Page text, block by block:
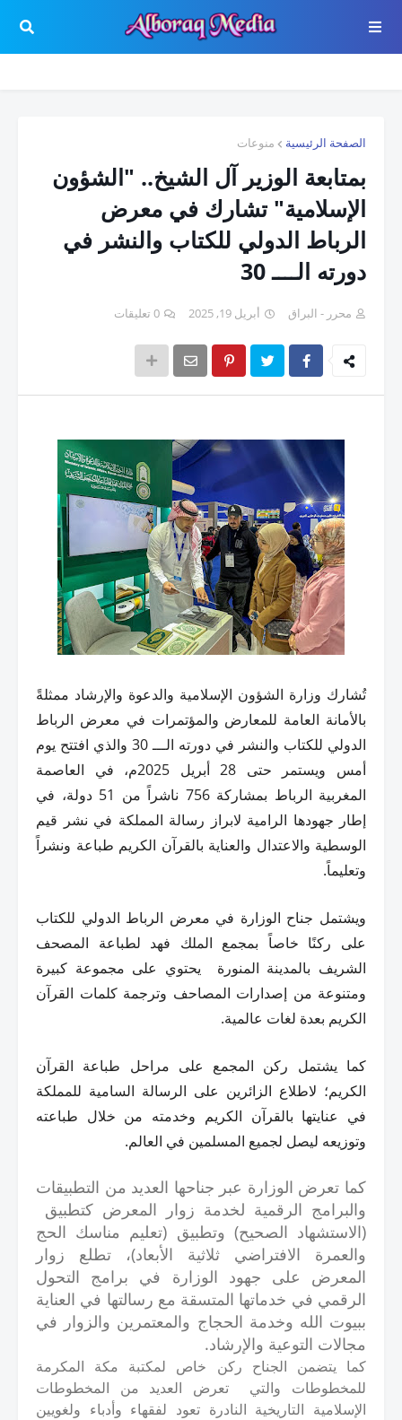
الصفحة الرئيسية منوعات
بمتابعة الوزير آل الشيخ.. "الشؤون
الإسلامية" تشارك في معرض
الرباط الدولي للكتاب والنشر في
دورته الــــ 30
محرر - البراق أبريل 19, 2025 0 تعليقات
تُشارك وزارة الشؤون الإسلامية والدعوة والإرشاد ممثلةً
بالأمانة العامة للمعارض والمؤتمرات في معرض الرباط
الدولي للكتاب والنشر في دورته الـــ 30 والذي افتتح يوم
أمس ويستمر حتى 28 أبريل 2025م، في العاصمة
المغربية الرباط بمشاركة 756 ناشراً من 51 دولة، في
إطار جهودها الرامية لابراز رسالة المملكة في نشر قيم
الوسطية والاعتدال والعناية بالقرآن الكريم طباعة ونشراً
وتعليماً.
ويشتمل جناح الوزارة في معرض الرباط الدولي للكتاب
على ركنًا خاصاً بمجمع الملك فهد لطباعة المصحف
الشريف بالمدينة المنورة يحتوي على مجموعة كبيرة
ومتنوعة من إصدارات المصاحف وترجمة كلمات القرآن
الكريم بعدة لغات عالمية.
كما يشتمل ركن المجمع على مراحل طباعة القرآن
الكريم؛ لاطلاع الزائرين على الرسالة السامية للمملكة
في عنايتها بالقرآن الكريم وخدمته من خلال طباعته
وتوزيعه ليصل لجميع المسلمين في العالم.
‏‎كما تعرض الوزارة عبر جناحها العديد من التطبيقات
والبرامج الرقمية لخدمة زوار المعرض كتطبيق
(الاستشهاد الصحيح) وتطبيق (تعليم مناسك الحج
والعمرة الافتراضي ثلاثية الأبعاد)، تطلع زوار
المعرض على جهود الوزارة في برامج التحول
الرقمي في خدماتها المتسقة مع رسالتها في العناية
ببيوت الله وخدمة الحجاج والمعتمرين والزوار في
مجالات التوعية والإرشاد.
كما يتضمن الجناح ركن خاص لمكتبة مكة المكرمة
للمخطوطات والتي تعرض العديد من المخطوطات
الإسلامية التاريخية النادرة تعود لفقهاء وأدباء ولغويين